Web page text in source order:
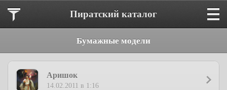
Пиратский каталог
Бумажные модели
Аришок
14.02.2011 в 1:16